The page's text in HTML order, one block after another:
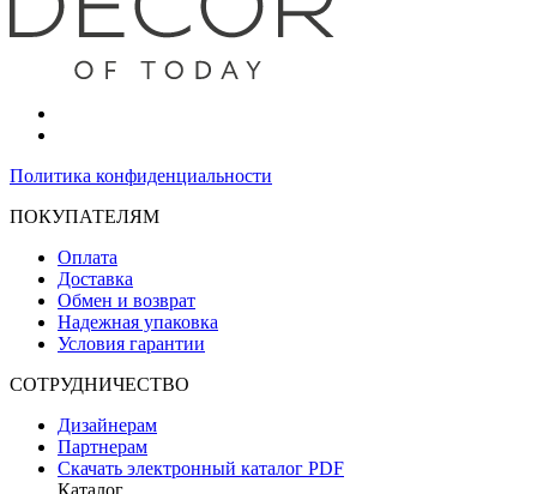
Политика конфиденциальности
ПОКУПАТЕЛЯМ
Оплата
Доставка
Обмен и возврат
Надежная упаковка
Условия гарантии
СОТРУДНИЧЕСТВО
Дизайнерам
Партнерам
Скачать электронный каталог PDF
Каталог